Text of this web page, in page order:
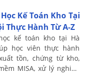
...
Thực Hành Từ A-Z
kế toán kho tại Hà
học viên thực hành
tồn, chứng từ kho,
MISA, xử lý nghiệp